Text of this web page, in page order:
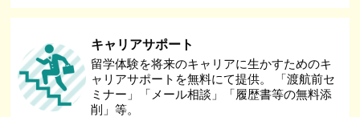
キャリアサポート
留学体験を将来のキャリアに生かすためのキ
ャリアサポートを無料にて提供。 「渡航前セ
ミナー」「メール相談」「履歴書等の無料添
削」等。